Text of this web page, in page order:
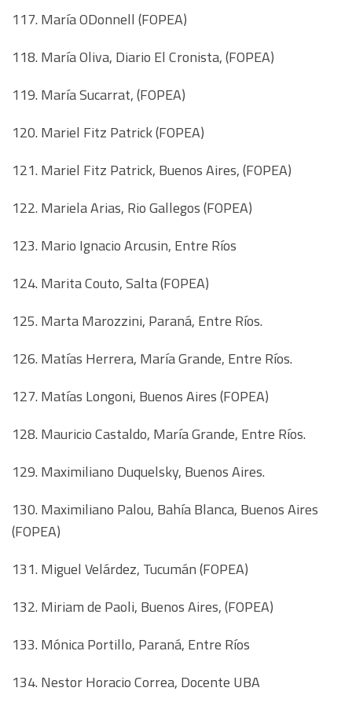
117. María ODonnell (FOPEA)
118. María Oliva, Diario El Cronista, (FOPEA)
119. María Sucarrat, (FOPEA)
120. Mariel Fitz Patrick (FOPEA)
121. Mariel Fitz Patrick, Buenos Aires, (FOPEA)
122. Mariela Arias, Rio Gallegos (FOPEA)
123. Mario Ignacio Arcusin, Entre Ríos
124. Marita Couto, Salta (FOPEA)
125. Marta Marozzini, Paraná, Entre Ríos.
126. Matías Herrera, María Grande, Entre Ríos.
127. Matías Longoni, Buenos Aires (FOPEA)
128. Mauricio Castaldo, María Grande, Entre Ríos.
129. Maximiliano Duquelsky, Buenos Aires.
130. Maximiliano Palou, Bahía Blanca, Buenos Aires
(FOPEA)
131. Miguel Velárdez, Tucumán (FOPEA)
132. Miriam de Paoli, Buenos Aires, (FOPEA)
133. Mónica Portillo, Paraná, Entre Ríos
134. Nestor Horacio Correa, Docente UBA